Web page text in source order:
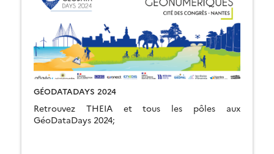
GÉODATADAYS 2024
Retrouvez THEIA et tous les pôles aux
GéoDataDays 2024;